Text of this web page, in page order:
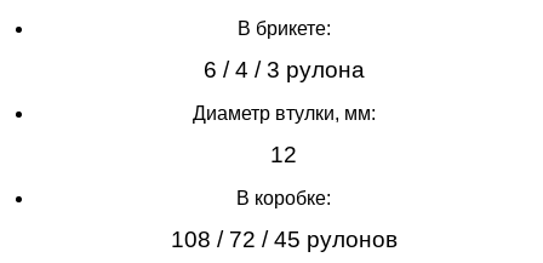
В брикете:
6 / 4 / 3 рулона
Диаметр втулки, мм:
12
В коробке:
108 / 72 / 45 рулонов